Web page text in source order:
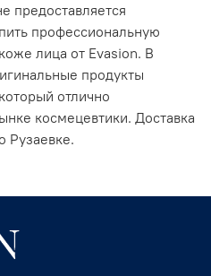
предоставляется
профессиональную
лица от Evasion. В
продукты
отлично
космецевтики. Доставка
Рузаевке.